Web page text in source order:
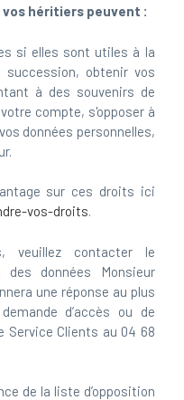
héritiers peuvent :
si elles sont utiles à la
obtenir vos
à des souvenirs de
compte, s'opposer à
données personnelles,
sur ces droits ici
vos-droits.
veuillez contacter le
données Monsieur
une réponse au plus
d’accès ou de
Clients au 04 68
de la liste d’opposition